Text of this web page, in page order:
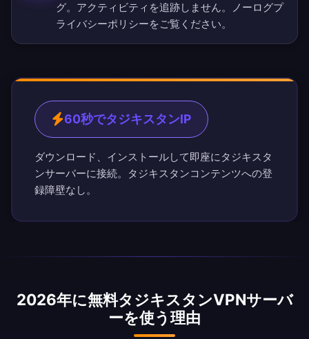
グ。アクティビティを追跡しません。
ノーログプ
ライバシーポリシーをご覧ください。
60秒でタジキスタンIP
ダウンロード、インストールして即座にタジキスタ
ンサーバーに接続。タジキスタンコンテンツへの登
録障壁なし。
2026年に無料タジキスタンVPNサーバ
ーを使う理由